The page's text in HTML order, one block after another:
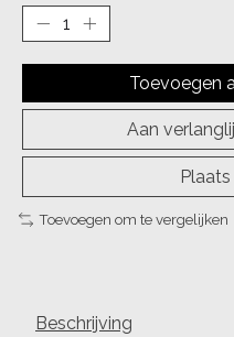
Toevoegen
Aan
Toevoegen om te vergelijken
Beschrijving